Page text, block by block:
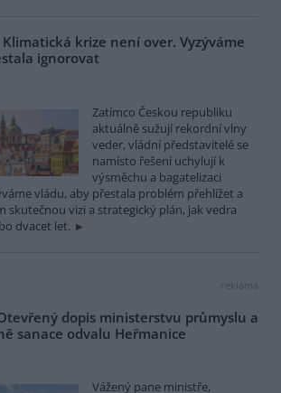
Klimatická krize není over. Vyzýváme
ignorovat
Zatímco Českou republiku
aktuálně sužují rekordní vlny
veder, vládní představitelé se
namísto řešení uchylují k
výsměchu a bagatelizaci
vládu, aby přestala problém přehlížet a
skutečnou vizi a strategický plán, jak vedra
dvacet let.
reklama
dopis ministerstvu průmyslu a
sanace odvalu Heřmanice
Vážený pane ministře,